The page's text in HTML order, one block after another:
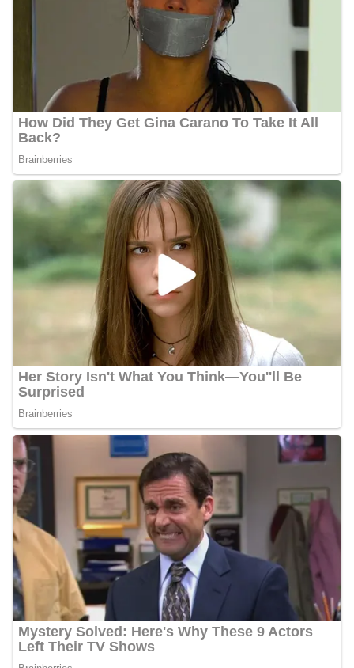
akrab, Bhabinkamtibmas menyapa warga,
menanyakan kondisi keamanan dan kenyamanan
lingkungan tempat tinggal, serta membuka ruang
komunikasi dua arah agar warga dapat
menyampaikan keluhan maupun informasi terkait
situasi kamtibmas di sekitar mereka.‎‎‎Salah satu
poin utama yang disampaikan dalam kegiatan
sambang ini adalah imbauan kepada warga untuk
bukan setengah tiang, sebagai bentuk
menjelang perayaan HUT Kemerdekaan RI.
Petugas mengingatkan bahwa pemasangan
bendera dengan benar merupakan salah satu
wujud nyata partisipasi masyarakat dalam
memperingati hari bersejarah bangsa
Indonesia.‎‎”Kami mengimbau kepada seluruh
warga agar mulai mempersiapkan dan memasang
bendera Merah Putih di depan rumah masing-
masing secara penuh. Ini adalah bentuk
penghormatan kita bersama terhadap
perjuangan para pahlawan yang telah merebut
kemerdekaan,” ujar Aiptu Muliyadi Suraukur saat
berdialog dengan warga.‎‎Ia juga menambahkan
agar warga memperhatikan kondisi bendera yang
dikibarkan sebagai simbol kehormatan
negara.‎‎‎Selain menyampaikan imbauan terkait
bendera, kegiatan sambang DDS ini juga
dimanfaatkan sebagai sarana deteksi dini (early
warning) guna mengantisipasi potensi gangguan
keamanan dan ketertiban masyarakat
(Kamtibmas) di lingkungan tempat tinggal warga.
Melalui interaksi langsung tersebut,
Bhabinkamtibmas dapat menghimpun informasi
awal terkait situasi sosial, potensi kerawanan,
maupun hal-hal yang dapat mengganggu
kondusivitas wilayah, khususnya menjelang
perayaan HUT Kemerdekaan RI yang biasanya
diwarnai dengan berbagai kegiatan dan